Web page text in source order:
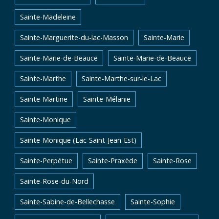
Sainte-Madeleine
Sainte-Marguerite-du-lac-Masson Sainte-Marie
Sainte-Marie-de-Beauce Sainte-Marie-de-Beauce
Sainte-Marthe Sainte-Marthe-sur-le-Lac
Sainte-Martine Sainte-Mélanie
Sainte-Monique
Sainte-Monique (Lac-Saint-Jean-Est)
Sainte-Perpétue Sainte-Praxède Sainte-Rose
Sainte-Rose-du-Nord
Sainte-Sabine-de-Bellechasse Sainte-Sophie